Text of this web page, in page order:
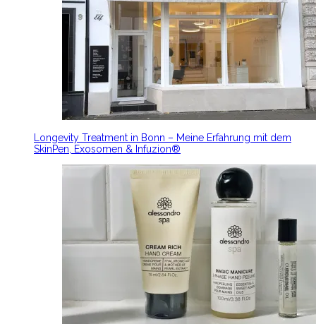
Longevity Treatment in Bonn – Meine Erfahrung mit dem
SkinPen, Exosomen & Infuzion®